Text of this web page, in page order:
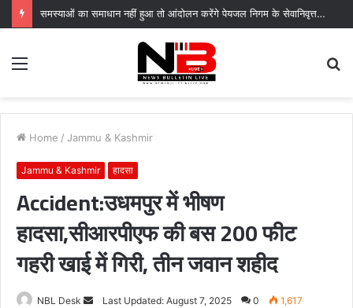
समस्याओं का समाधान नहीं हुआ तो आंदोलन करेंगे पेयजल निगम के सेवानिवृत्त कर्मचारी
Menu
Home / Jammu & Kashmir
Jammu & Kashmir हादसा
Accident:उधमपुर में भीषण
हादसा,सीआरपीएफ की बस 200 फीट
गहरी खाई में गिरी, तीन जवान शहीद
NBL Desk
SendLast Updated: August 7, 2025 0 1,617